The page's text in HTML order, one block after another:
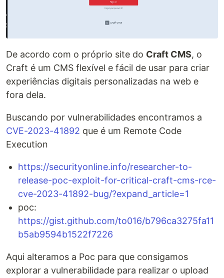
De acordo com o próprio site do Craft CMS, o
Craft é um CMS flexível e fácil de usar para criar
experiências digitais personalizadas na web e
fora dela.
Buscando por vulnerabilidades encontramos a
CVE-2023-41892 que é um Remote Code
Execution
https://securityonline.info/researcher-to-
release-poc-exploit-for-critical-craft-cms-rce-
cve-2023-41892-bug/?expand_article=1
poc:
https://gist.github.com/to016/b796ca3275fa11
b5ab9594b1522f7226
Aqui alteramos a Poc para que consigamos
explorar a vulnerabilidade para realizar o upload